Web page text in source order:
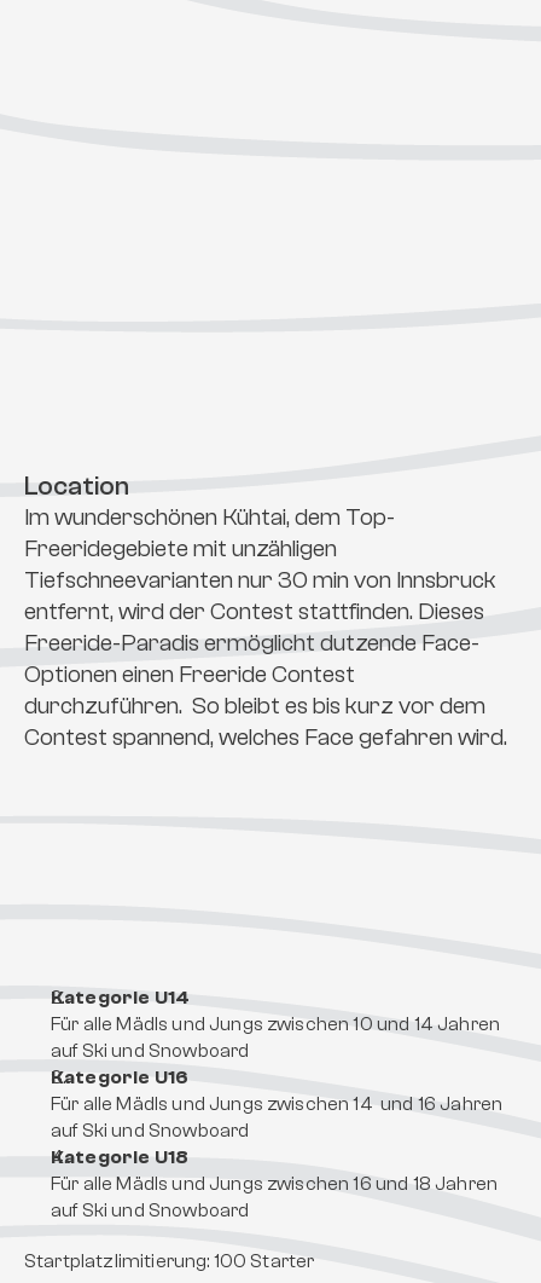
Location
Im wunderschönen Kühtai, dem Top-
Freeridegebiete mit unzähligen
Tiefschneevarianten nur 30 min von Innsbruck
entfernt, wird der Contest stattfinden. Dieses
Freeride-Paradis ermöglicht dutzende Face-
Optionen einen Freeride Contest
durchzuführen.  So bleibt es bis kurz vor dem
Contest spannend, welches Face gefahren wird.
Kategorie U14
Für alle Mädls und Jungs zwischen 10 und 14 Jahren
auf Ski und Snowboard
Kategorie U16
Für alle Mädls und Jungs zwischen 14  und 16 Jahren
auf Ski und Snowboard
Kategorie U18
Für alle Mädls und Jungs zwischen 16 und 18 Jahren
auf Ski und Snowboard
Startplatzlimitierung: 100 Starter